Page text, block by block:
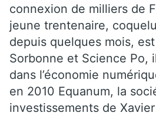
connexion de milliers de
jeune trentenaire,
depuis quelques mois,
Sorbonne et Science Po,
dans l’économie
en 2010 Equanum, la
investissements de